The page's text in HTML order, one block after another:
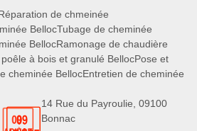
de chmeinée
BellocTubage de cheminée
BellocRamonage de chaudière
à bois et granulé BellocPose et
cheminée BellocEntretien de cheminée
14 Rue du Payroulie, 09100
Bonnac